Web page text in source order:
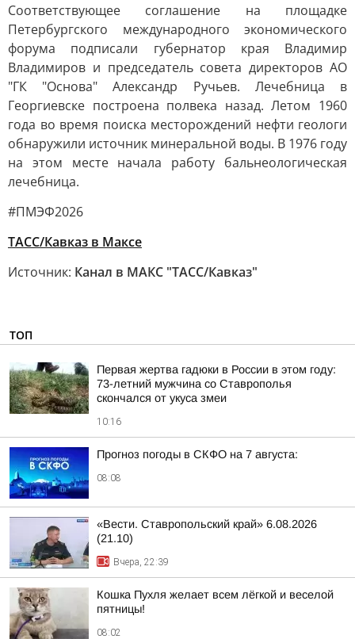
Соответствующее соглашение на площадке
Петербургского международного экономического
форума подписали губернатор края Владимир
Владимиров и председатель совета директоров АО
"ГК "Основа" Александр Ручьев. Лечебница в
Георгиевске построена полвека назад. Летом 1960
года во время поиска месторождений нефти геологи
обнаружили источник минеральной воды. В 1976 году
на этом месте начала работу бальнеологическая
лечебница.
#ПМЭФ2026
ТАСС/Кавказ в Максе
Источник: Канал в МАКС "ТАСС/Кавказ"
ТОП
Первая жертва гадюки в России в этом году:
73-летний мужчина со Ставрополья
скончался от укуса змеи
10:16
Прогноз погоды в СКФО на 7 августа:
08:08
«Вести. Ставропольский край» 6.08.2026
(21.10)
Вчера, 22:39
Кошка Пухля желает всем лёгкой и веселой
пятницы!
08:02